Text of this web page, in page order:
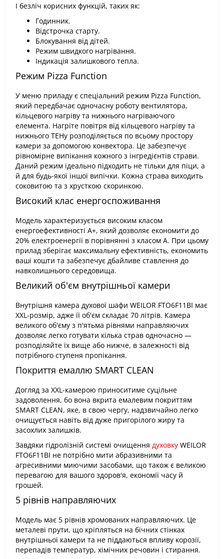
І безліч корисних функцій, таких як:
Годинник.
Відстрочка старту.
Блокування від дітей.
Режим швидкого нагрівання.
Індикація залишкового тепла.
Режим Pizza Function
У меню приладу є спеціальний режим Pizza Function,
який передбачає одночасну роботу вентилятора,
кільцевого нагріву та нижнього нагріваючого
елемента. Нагріте повітря від кільцевого нагріву та
нижнього ТЕНу розподіляється по всьому простору
камери за допомогою конвектора. Це забезпечує
рівномірне випікання кожного з інгредієнтів страви.
Даний режим ідеально підходить не тільки для піци, а
й для будь-якої іншої випічки. Кожна страва виходить
соковитою та з хрусткою скоринкою.
Високий клас енергоспоживання
Модель характеризується високим класом
енергоефективності А+, який дозволяє економити до
20% електроенергії в порівнянні з класом А. При цьому
прилад зберігає максимальну ефективність, економить
ваші кошти та забезпечує дбайливе ставлення до
навколишнього середовища.
Великий об'єм внутрішньої камери
Внутрішня камера духової шафи WEILOR FTO6F11BI має
XXL-розмір, адже її об'єм складає 70 літрів. Камера
великого об'єму з п'ятьма рівнями направляючих
дозволяє легко готувати кілька страв одночасно —
розподіляйте їх вище або нижче, в залежності від
потрібного ступеня пропікання.
Покриття емаллю SMART CLEAN
Догляд за XXL-камерою приноситиме суцільне
задоволення, бо вона вкрита емалевим покриттям
SMART CLEAN, яке, в свою чергу, надзвичайно легко
очищується навіть від дуже пригорілого жиру та
засохлих залишків.
Завдяки гідролізній системі очищення духовку WEILOR
FTO6F11BI не потрібно мити абразивними та
агресивними миючими засобами, що також є великою
перевагою для вашого здоров'я, економії часу й
грошей.
5 рівнів направляючих
Модель має 5 рівнів хромованих направляючих. Це
металеві прути, що кріпляться на бічних стінках
внутрішньої камери та не піддаються впливу корозії,
перепадів температур, хімічних речовин і стирання.